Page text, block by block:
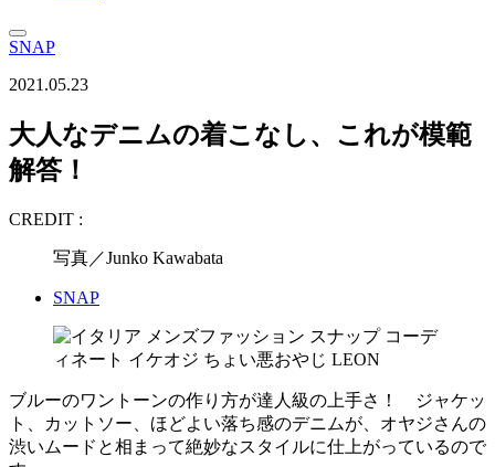
SNAP
2021.05.23
大人なデニムの着こなし、これが模範
解答！
CREDIT :
写真／Junko Kawabata
SNAP
ブルーのワントーンの作り方が達人級の上手さ！ ジャケッ
ト、カットソー、ほどよい落ち感のデニムが、オヤジさんの
渋いムードと相まって絶妙なスタイルに仕上がっているので